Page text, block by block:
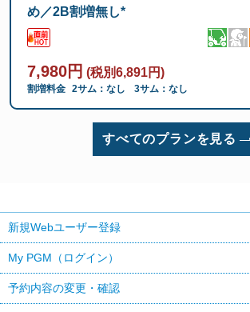
め／2B割増無し*
7,980円 (税別6,891円)
割増料金 2サム：なし 3サム：なし
すべてのプランを見る
新規Webユーザー登録
My PGM（ログイン）
予約内容の変更・確認